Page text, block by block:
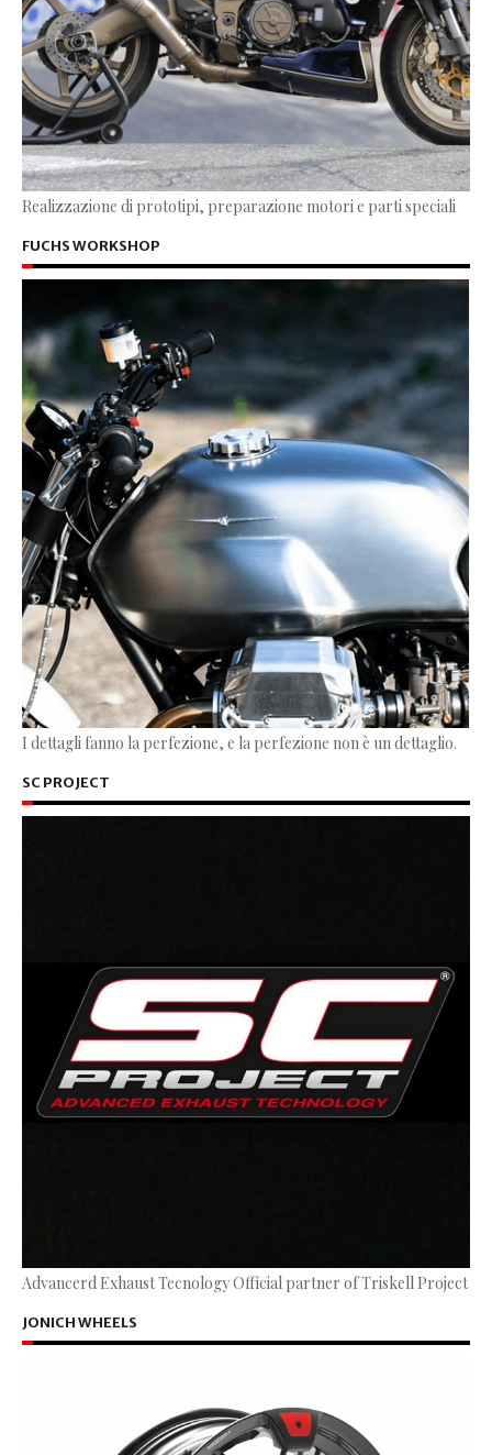
Realizzazione di prototipi, preparazione motori e parti speciali
FUCHS WORKSHOP
I dettagli fanno la perfezione, e la perfezione non è un dettaglio.
SC PROJECT
Advancerd Exhaust Tecnology Official partner of Triskell Project
JONICH WHEELS